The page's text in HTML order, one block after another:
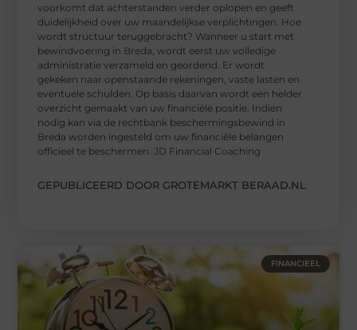
voorkomt dat achterstanden verder oplopen en geeft
duidelijkheid over uw maandelijkse verplichtingen. Hoe
wordt structuur teruggebracht? Wanneer u start met
bewindvoering in Breda, wordt eerst uw volledige
administratie verzameld en geordend. Er wordt
gekeken naar openstaande rekeningen, vaste lasten en
eventuele schulden. Op basis daarvan wordt een helder
overzicht gemaakt van uw financiële positie. Indien
nodig kan via de rechtbank beschermingsbewind in
Breda worden ingesteld om uw financiële belangen
officieel te beschermen. JD Financial Coaching
GEPUBLICEERD DOOR GROTEMARKT BERAAD.NL
FINANCIEEL